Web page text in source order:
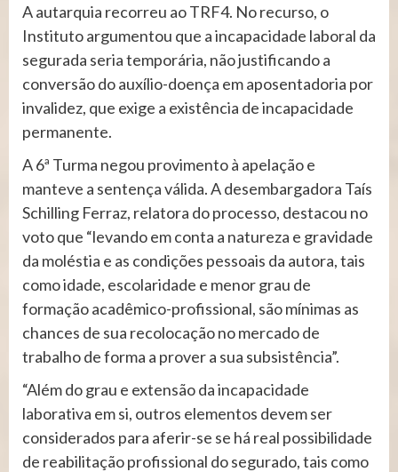
A autarquia recorreu ao TRF4. No recurso, o
Instituto argumentou que a incapacidade laboral da
segurada seria temporária, não justificando a
conversão do auxílio-doença em aposentadoria por
invalidez, que exige a existência de incapacidade
permanente.
A 6ª Turma negou provimento à apelação e
manteve a sentença válida. A desembargadora Taís
Schilling Ferraz, relatora do processo, destacou no
voto que “levando em conta a natureza e gravidade
da moléstia e as condições pessoais da autora, tais
como idade, escolaridade e menor grau de
formação acadêmico-profissional, são mínimas as
chances de sua recolocação no mercado de
trabalho de forma a prover a sua subsistência”.
“Além do grau e extensão da incapacidade
laborativa em si, outros elementos devem ser
considerados para aferir-se se há real possibilidade
de reabilitação profissional do segurado, tais como